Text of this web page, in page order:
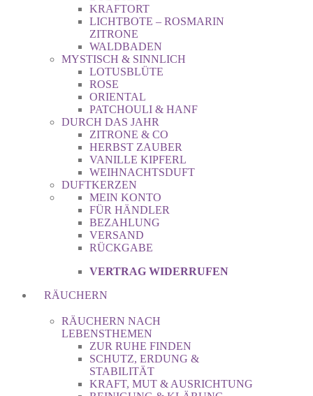
KRAFTORT
LICHTBOTE – ROSMARIN
ZITRONE
WALDBADEN
MYSTISCH & SINNLICH
LOTUSBLÜTE
ROSE
ORIENTAL
PATCHOULI & HANF
DURCH DAS JAHR
ZITRONE & CO
HERBST ZAUBER
VANILLE KIPFERL
WEIHNACHTSDUFT
DUFTKERZEN
MEIN KONTO
FÜR HÄNDLER
BEZAHLUNG
VERSAND
RÜCKGABE
VERTRAG WIDERRUFEN
RÄUCHERN
RÄUCHERN NACH
LEBENSTHEMEN
ZUR RUHE FINDEN
SCHUTZ, ERDUNG &
STABILITÄT
KRAFT, MUT & AUSRICHTUNG